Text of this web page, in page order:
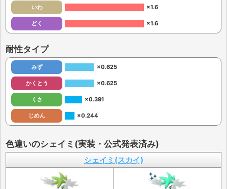
いわ ×1.6
どく ×1.6
耐性タイプ
みず ×0.625
かくとう ×0.625
くさ ×0.391
じめん ×0.244
色違いのシェイミ(実装・公式発表済み)
シェイミ(スカイ)